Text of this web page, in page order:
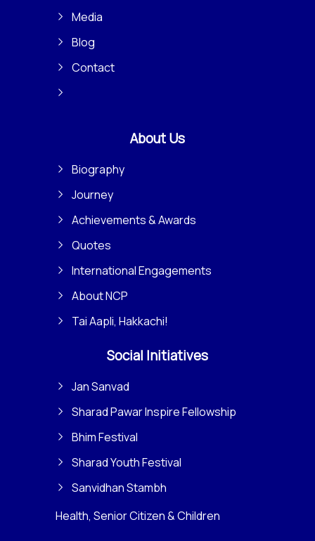
Media
Blog
Contact
About Us
Biography
Journey
Achievements & Awards
Quotes
International Engagements
About NCP
Tai Aapli, Hakkachi!
Social Initiatives
Jan Sanvad
Sharad Pawar Inspire Fellowship
Bhim Festival
Sharad Youth Festival
Sanvidhan Stambh
Health, Senior Citizen & Children